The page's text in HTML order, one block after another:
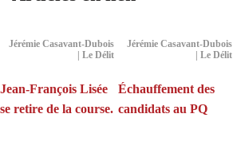
Jérémie Casavant-Dubois
| Le Délit
Jean-François Lisée
se retire de la course.
Jérémie Casavant-Dubois
| Le Délit
Échauffement des
candidats au PQ